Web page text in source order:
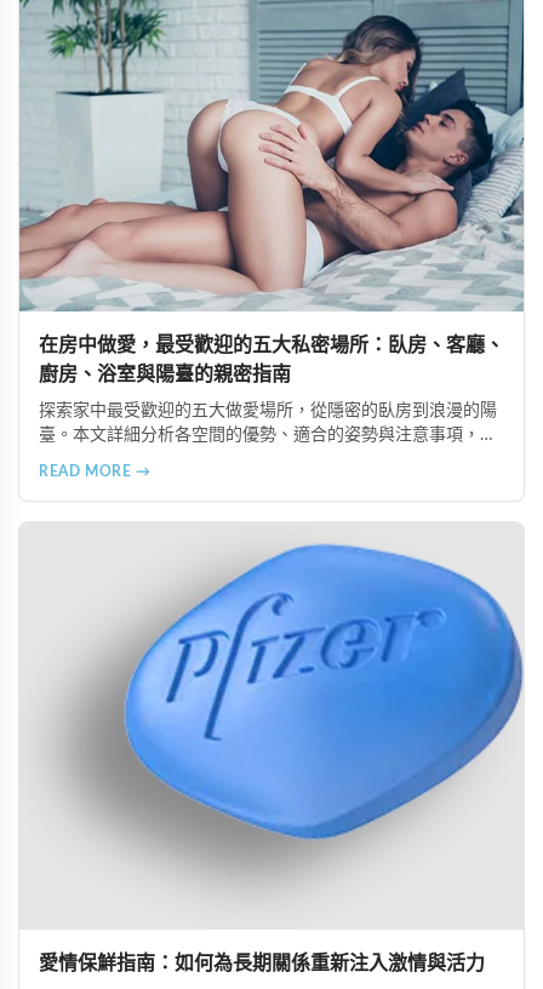
詢，而非跟朋友抱怨。
在房中做愛，最受歡迎的五大私密場所：臥房、客廳、
廚房、浴室與陽臺的親密指南
探索家中最受歡迎的五大做愛場所，從隱密的臥房到浪漫的陽
臺。本文詳細分析各空間的優勢、適合的姿勢與注意事項，讓
READ MORE →
愛情保鮮指南：如何為長期關係重新注入激情與活力